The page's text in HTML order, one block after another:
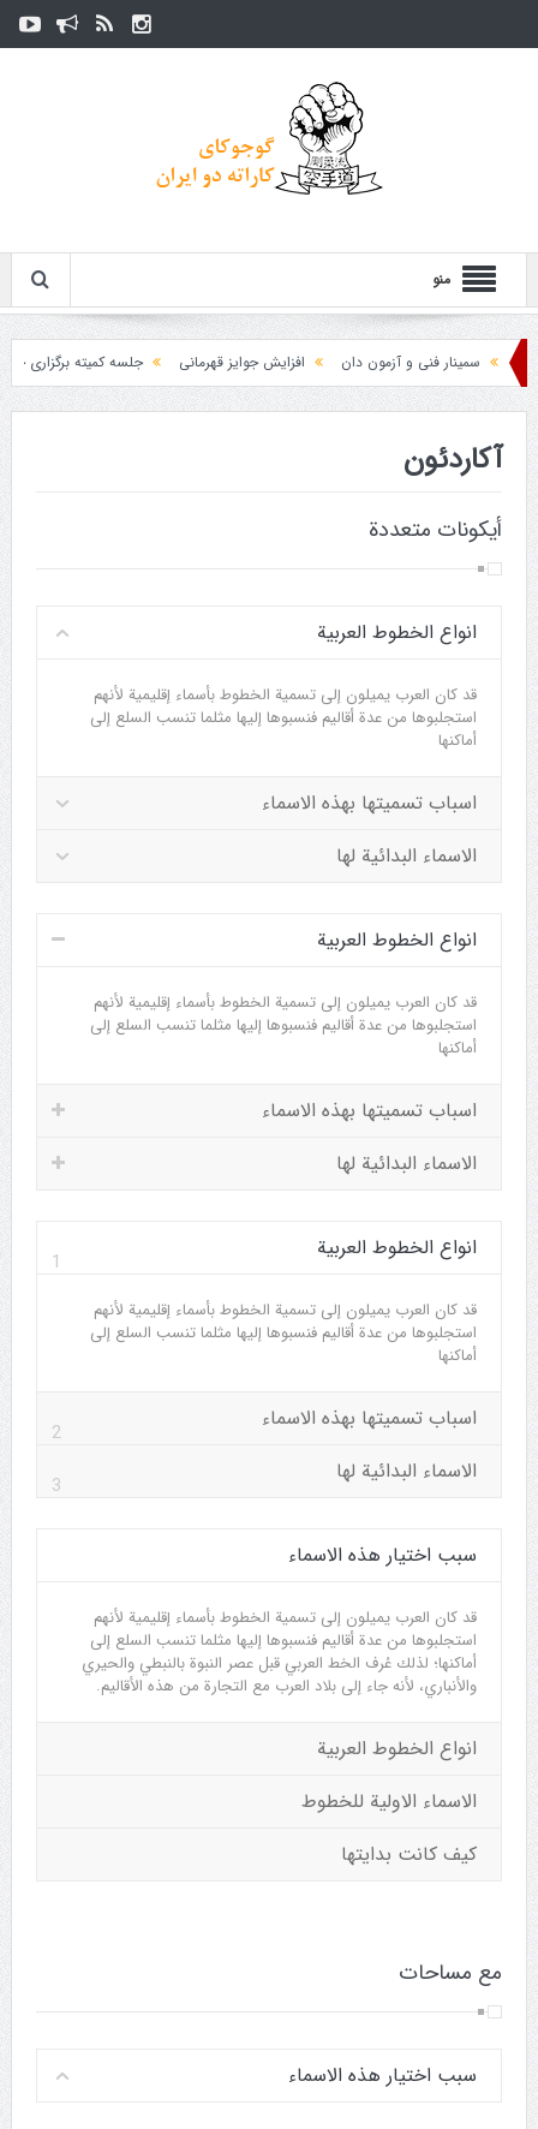
منو
سمینار فنی و آزمون دان افزایش جوایز قهرمانی جلسه کمیته برگزاری جام پارس
آکاردئون
أيكونات متعددة
انواع الخطوط العربية
قد كان العرب يميلون إلى تسمية الخطوط بأسماء إقليمية لأنهم
استجلبوها من عدة أقاليم فنسبوها إليها مثلما تنسب السلع إلى
أماكنها
اسباب تسميتها بهذه الاسماء
الاسماء البدائية لها
انواع الخطوط العربية
قد كان العرب يميلون إلى تسمية الخطوط بأسماء إقليمية لأنهم
استجلبوها من عدة أقاليم فنسبوها إليها مثلما تنسب السلع إلى
أماكنها
اسباب تسميتها بهذه الاسماء
الاسماء البدائية لها
انواع الخطوط العربية 1
قد كان العرب يميلون إلى تسمية الخطوط بأسماء إقليمية لأنهم
استجلبوها من عدة أقاليم فنسبوها إليها مثلما تنسب السلع إلى
أماكنها
اسباب تسميتها بهذه الاسماء 2
الاسماء البدائية لها 3
سبب اختيار هذه الاسماء
قد كان العرب يميلون إلى تسمية الخطوط بأسماء إقليمية لأنهم
استجلبوها من عدة أقاليم فنسبوها إليها مثلما تنسب السلع إلى
أماكنها؛ لذلك عُرف الخط العربي قبل عصر النبوة بالنبطي والحيري
والأنباري، لأنه جاء إلى بلاد العرب مع التجارة من هذه الأقاليم.
انواع الخطوط العربية
الاسماء الاولية للخطوط
كيف كانت بدايتها
مع مساحات
سبب اختيار هذه الاسماء